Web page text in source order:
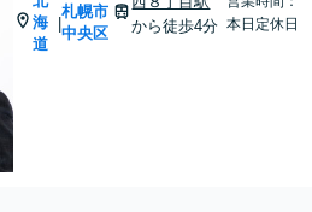
海
道
|
札幌市
中央区
から徒歩4分 本日定休日